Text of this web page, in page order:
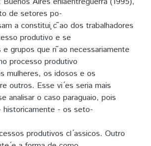
de setores po-
a constitui ̧c ̃ao dos trabalhadores
produtivo e se
grupos que n ̃ao necessariamente
processo produtivo
mulheres, os idosos e os
outros. Esse vi ́es seria mais
analisar o caso paraguaio, pois
historicamente - os seto-
produtivos cl ́assicos. Outro